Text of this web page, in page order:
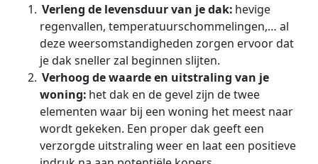
Verleng de levensduur van je dak: hevige
regenvallen, temperatuurschommelingen,… al
deze weersomstandigheden zorgen ervoor dat
je dak sneller zal beginnen slijten.
Verhoog de waarde en uitstraling van je
woning: het dak en de gevel zijn de twee
elementen waar bij een woning het meest naar
wordt gekeken. Een proper dak geeft een
verzorgde uitstraling weer en laat een positieve